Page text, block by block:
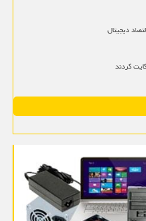
دیجیتال